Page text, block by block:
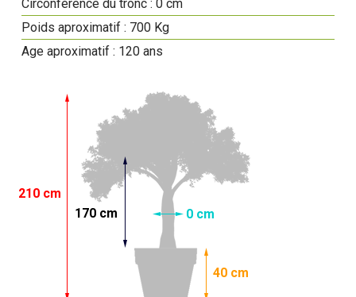
Circonférence du tronc : 0 cm
Poids aproximatif : 700 Kg
Age aproximatif : 120 ans
40 cm
170 cm
210 cm
0 cm